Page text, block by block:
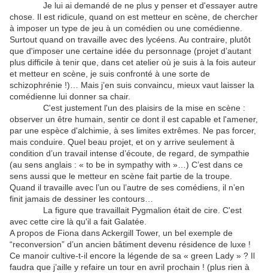
Je lui ai demandé de ne plus y penser et d'essayer autre
chose. Il est ridicule, quand on est metteur en scène, de chercher
à imposer un type de jeu à un comédien ou une comédienne.
Surtout quand on travaille avec des lycéens. Au contraire, plutôt
que d'imposer une certaine idée du personnage (projet d’autant
plus difficile à tenir que, dans cet atelier où je suis à la fois auteur
et metteur en scène, je suis confronté à une sorte de
schizophrénie !)… Mais j’en suis convaincu, mieux vaut laisser la
comédienne lui donner sa chair.
C'est justement l'un des plaisirs de la mise en scène :
observer un être humain, sentir ce dont il est capable et l'amener,
par une espèce d'alchimie, à ses limites extrêmes. Ne pas forcer,
mais conduire. Quel beau projet, et on y arrive seulement à
condition d’un travail intense d’écoute, de regard, de sympathie
(au sens anglais : « to be in sympathy with »…) C’est dans ce
sens aussi que le metteur en scène fait partie de la troupe.
Quand il travaille avec l’un ou l’autre de ses comédiens, il n’en
finit jamais de dessiner les contours…
La figure que travaillait Pygmalion était de cire. C'est
avec cette cire là qu'il a fait Galatée.
A propos de Fiona dans Ackergill Tower, un bel exemple de
“reconversion” d’un ancien bâtiment devenu résidence de luxe !
Ce manoir cultive-t-il encore la légende de sa « green Lady » ? Il
faudra que j’aille y refaire un tour en avril prochain ! (plus rien à